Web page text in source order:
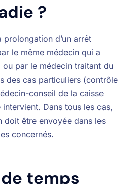
?
prolongation d’un arrêt
le même médecin qui a
ou par le médecin traitant du
des cas particuliers (contrôle
conseil de la caisse
intervient. Dans tous les cas,
doit être envoyée dans les
concernés.
temps